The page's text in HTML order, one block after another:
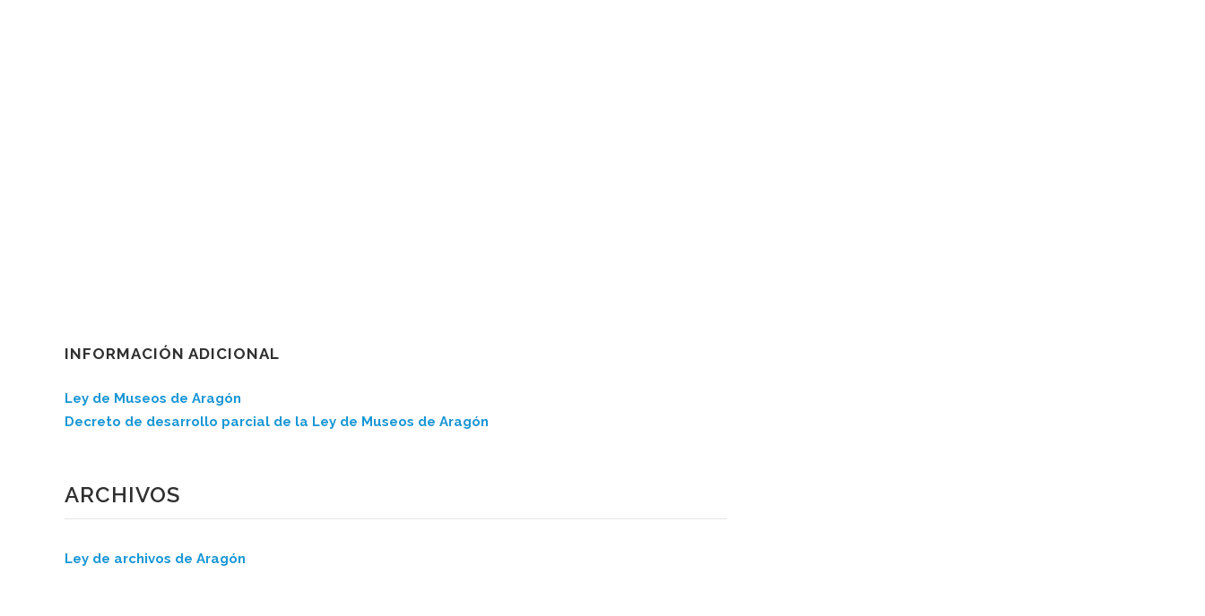
INFORMACIÓN ADICIONAL
Ley de Museos de Aragón
Decreto de desarrollo parcial de la Ley de Museos de Aragón
ARCHIVOS
Ley de archivos de Aragón